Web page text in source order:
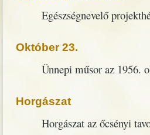
Egészségnevelő
Október 23.
Ünnepi műsor az 1956.
Horgászat
Horgászat az őcsényi